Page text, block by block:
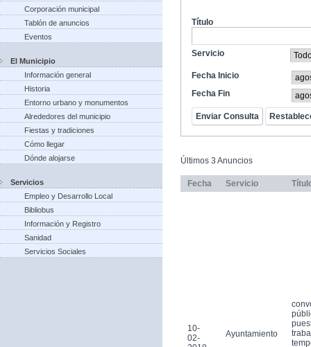
Corporación municipal
Tablón de anuncios
Eventos
El Municipio
Información general
Historia
Entorno urbano y monumentos
Alrededores del municipio
Fiestas y tradiciones
Cómo llegar
Dónde alojarse
Servicios
Empleo y Desarrollo Local
Bibliobus
Información y Registro
Sanidad
Servicios Sociales
Título
Servicio
Fecha Inicio
Fecha Fin
Últimos 3 Anuncios
Fecha Servicio
10-
02-
Ayuntamiento